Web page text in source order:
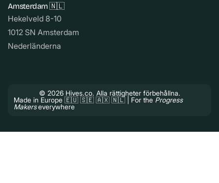
Amsterdam 🇳🇱
Hekelveld 8-10
1012 SN Amsterdam
Nederländerna
© 2026 Hives.co. Alla rättigheter förbehållna.
Made in Europe 🇪🇺 🇸🇪 🇦🇽 🇳🇱 | For the Progress
Makerseverywhere